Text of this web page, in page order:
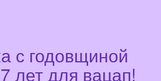
с годовщиной
лет для вацап!